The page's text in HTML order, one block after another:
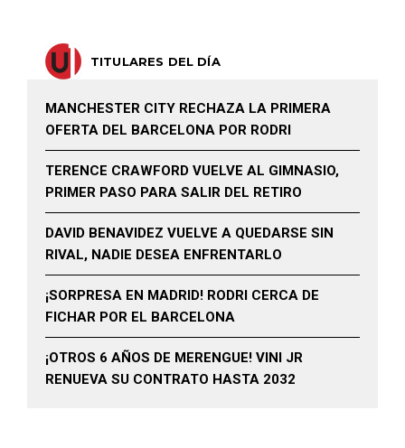
TITULARES DEL DÍA
MANCHESTER CITY RECHAZA LA PRIMERA
OFERTA DEL BARCELONA POR RODRI
TERENCE CRAWFORD VUELVE AL GIMNASIO,
PRIMER PASO PARA SALIR DEL RETIRO
DAVID BENAVIDEZ VUELVE A QUEDARSE SIN
RIVAL, NADIE DESEA ENFRENTARLO
¡SORPRESA EN MADRID! RODRI CERCA DE
FICHAR POR EL BARCELONA
¡OTROS 6 AÑOS DE MERENGUE! VINI JR
RENUEVA SU CONTRATO HASTA 2032